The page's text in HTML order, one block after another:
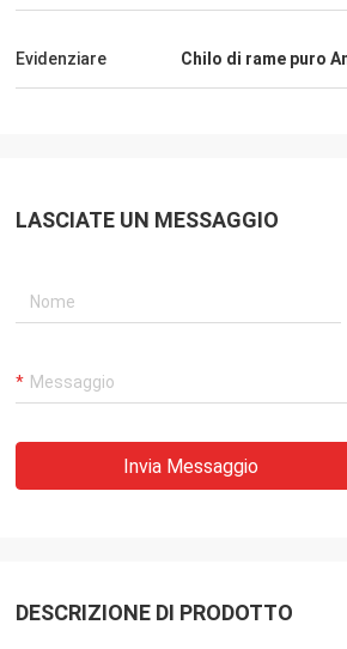
Evidenziare Chilo di rame puro
LASCIATE UN MESSAGGIO
Invia Messaggio
DESCRIZIONE DI PRODOTTO